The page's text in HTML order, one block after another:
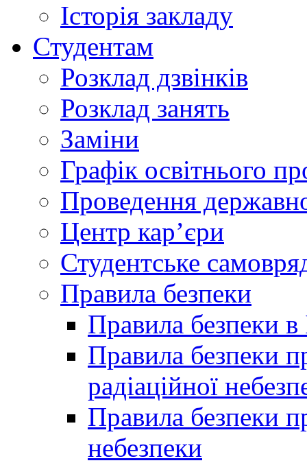
Історія закладу
Студентам
Розклад дзвінків
Розклад занять
Заміни
Графік освітнього
Проведення
Центр кар’єри
Студентське
Правила безпеки
Правила безпеки в
Правила безпеки
радіаційної
Правила безпеки
небезпеки